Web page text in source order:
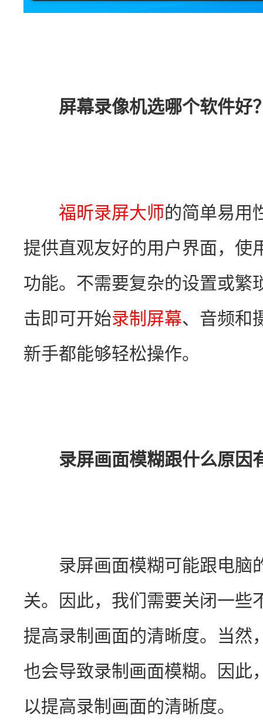
屏幕录像机选哪个软件好
福昕录屏大师的简单易用
提供直观友好的用户界面，使
功能。不需要复杂的设置或繁
击即可开始录制屏幕、音频和
新手都能够轻松操作。
录屏画面模糊跟什么原因
录屏画面模糊可能跟电脑
关。因此，我们需要关闭一些
提高录制画面的清晰度。当然
也会导致录制画面模糊。因此
以提高录制画面的清晰度。